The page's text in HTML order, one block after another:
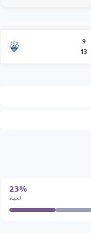
9
13
23%
الميناء